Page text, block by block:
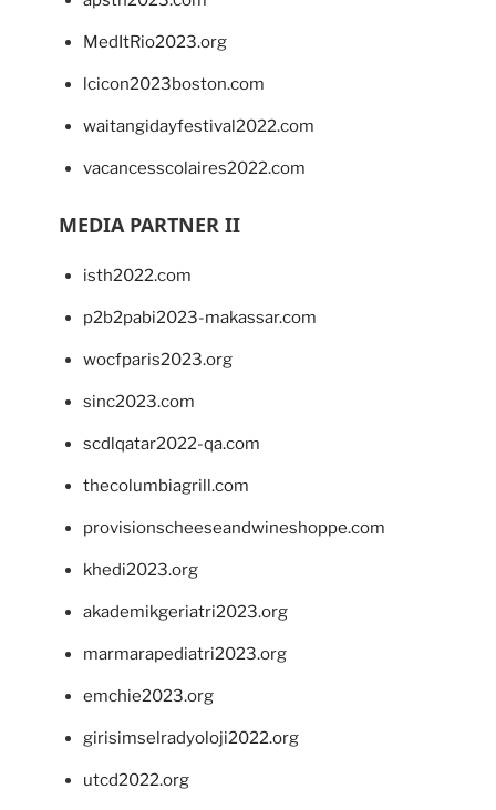
MedItRio2023.org
lcicon2023boston.com
waitangidayfestival2022.com
vacancesscolaires2022.com
MEDIA PARTNER II
isth2022.com
p2b2pabi2023-makassar.com
wocfparis2023.org
sinc2023.com
scdlqatar2022-qa.com
thecolumbiagrill.com
provisionscheeseandwineshoppe.com
khedi2023.org
akademikgeriatri2023.org
marmarapediatri2023.org
emchie2023.org
girisimselradyoloji2022.org
utcd2022.org